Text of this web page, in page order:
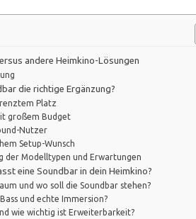
andere Heimkino-Lösungen
die richtige Ergänzung?
Platz
großem Budget
Nutzer
Setup-Wunsch
der Modelltypen und Erwartungen
eine Soundbar in dein Heimkino?
und wo soll die Soundbar stehen?
und echte Immersion?
wie wichtig ist Erweiterbarkeit?